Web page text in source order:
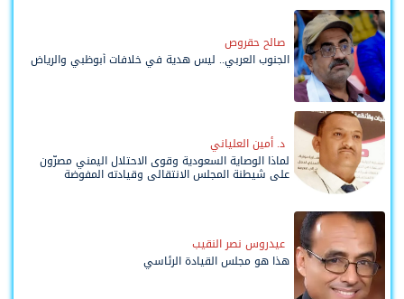
صالح حقروص
الجنوب العربي.. ليس هدية في خلافات أبوظبي والرياض
د. أمين العلياني
لماذا الوصاية السعودية وقوى الاحتلال اليمني مصرّون
على شيطنة المجلس الانتقالي وقيادته المفوضة
وحواضنه الشعبية؟
عيدروس نصر النقيب
هذا هو مجلس القيادة الرئاسي